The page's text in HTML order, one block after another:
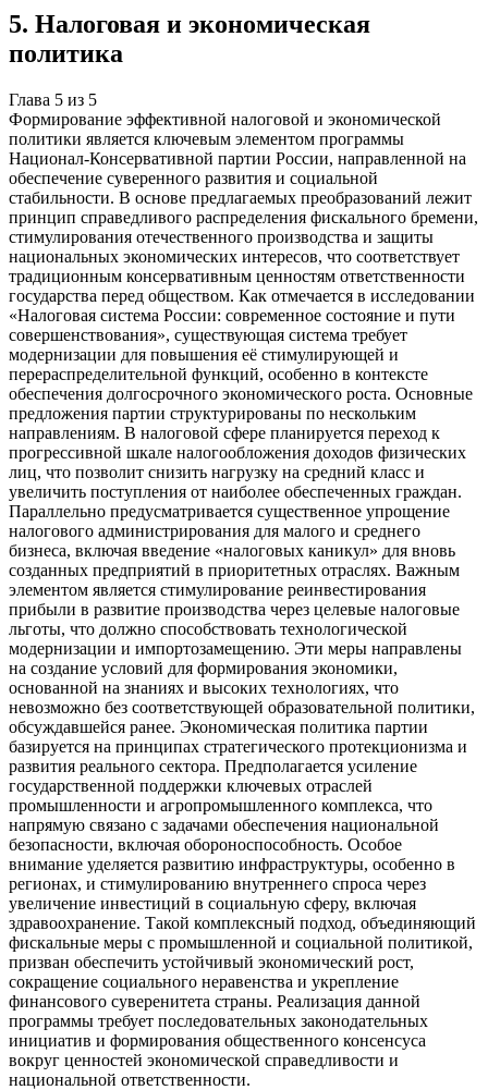
5. Налоговая и экономическая
политика
Глава 5 из 5
Формирование эффективной налоговой и экономической
политики является ключевым элементом программы
Национал-Консервативной партии России, направленной на
обеспечение суверенного развития и социальной
стабильности. В основе предлагаемых преобразований лежит
принцип справедливого распределения фискального бремени,
стимулирования отечественного производства и защиты
национальных экономических интересов, что соответствует
традиционным консервативным ценностям ответственности
государства перед обществом. Как отмечается в исследовании
«Налоговая система России: современное состояние и пути
совершенствования», существующая система требует
модернизации для повышения её стимулирующей и
перераспределительной функций, особенно в контексте
обеспечения долгосрочного экономического роста. Основные
предложения партии структурированы по нескольким
направлениям. В налоговой сфере планируется переход к
прогрессивной шкале налогообложения доходов физических
лиц, что позволит снизить нагрузку на средний класс и
увеличить поступления от наиболее обеспеченных граждан.
Параллельно предусматривается существенное упрощение
налогового администрирования для малого и среднего
бизнеса, включая введение «налоговых каникул» для вновь
созданных предприятий в приоритетных отраслях. Важным
элементом является стимулирование реинвестирования
прибыли в развитие производства через целевые налоговые
льготы, что должно способствовать технологической
модернизации и импортозамещению. Эти меры направлены
на создание условий для формирования экономики,
основанной на знаниях и высоких технологиях, что
невозможно без соответствующей образовательной политики,
обсуждавшейся ранее. Экономическая политика партии
базируется на принципах стратегического протекционизма и
развития реального сектора. Предполагается усиление
государственной поддержки ключевых отраслей
промышленности и агропромышленного комплекса, что
напрямую связано с задачами обеспечения национальной
безопасности, включая обороноспособность. Особое
внимание уделяется развитию инфраструктуры, особенно в
регионах, и стимулированию внутреннего спроса через
увеличение инвестиций в социальную сферу, включая
здравоохранение. Такой комплексный подход, объединяющий
фискальные меры с промышленной и социальной политикой,
призван обеспечить устойчивый экономический рост,
сокращение социального неравенства и укрепление
финансового суверенитета страны. Реализация данной
программы требует последовательных законодательных
инициатив и формирования общественного консенсуса
вокруг ценностей экономической справедливости и
национальной ответственности.